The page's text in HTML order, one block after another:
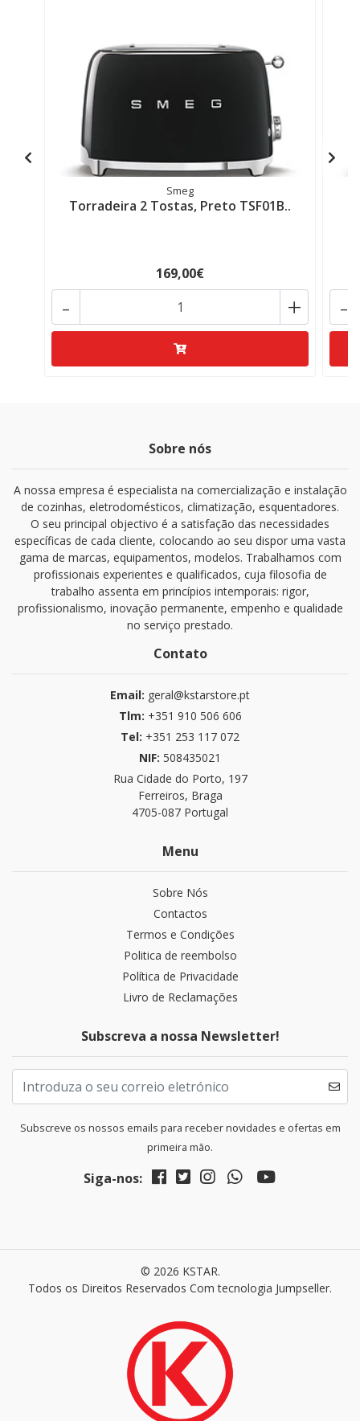
Smeg
Torradeira 2 Tostas, Preto TSF01B..
169,00€
+
- -
Sobre nós
A nossa empresa é especialista na comercialização e instalação
de cozinhas, eletrodomésticos, climatização, esquentadores.
O seu principal objectivo é a satisfação das necessidades
específicas de cada cliente, colocando ao seu dispor uma vasta
gama de marcas, equipamentos, modelos. Trabalhamos com
profissionais experientes e qualificados, cuja filosofia de
trabalho assenta em princípios intemporais: rigor,
profissionalismo, inovação permanente, empenho e qualidade
no serviço prestado.
Contato
Email: geral@kstarstore.pt
Tlm: +351 910 506 606
Tel: +351 253 117 072
NIF: 508435021
Rua Cidade do Porto, 197
Ferreiros, Braga
4705-087 Portugal
Menu
Sobre Nós
Contactos
Termos e Condições
Politica de reembolso
Política de Privacidade
Livro de Reclamações
Subscreva a nossa Newsletter!
Subscreve os nossos emails para receber novidades e ofertas em
primeira mão.
Siga-nos:
© 2026 KSTAR.
Todos os Direitos Reservados Com tecnologia Jumpseller.